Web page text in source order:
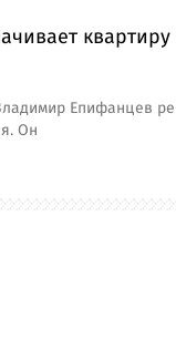
Епифанцев
Он